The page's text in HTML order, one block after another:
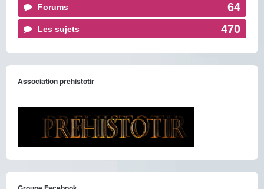
Forums 64
Les sujets 470
Association prehistotir